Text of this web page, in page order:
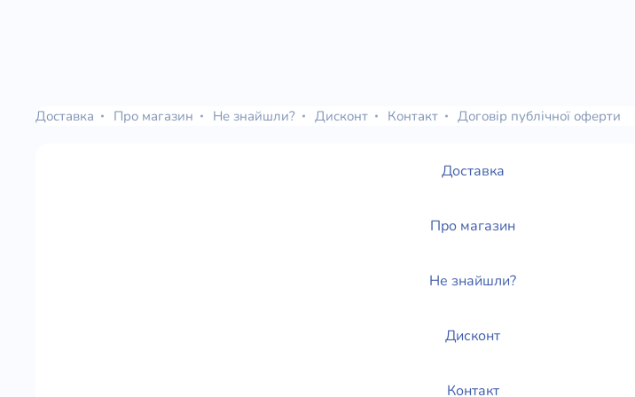
Доставка Про магазин Не знайшли? Дисконт Контакт Договір публічної оферти
Доставка
Про магазин
Не знайшли?
Дисконт
Контакт